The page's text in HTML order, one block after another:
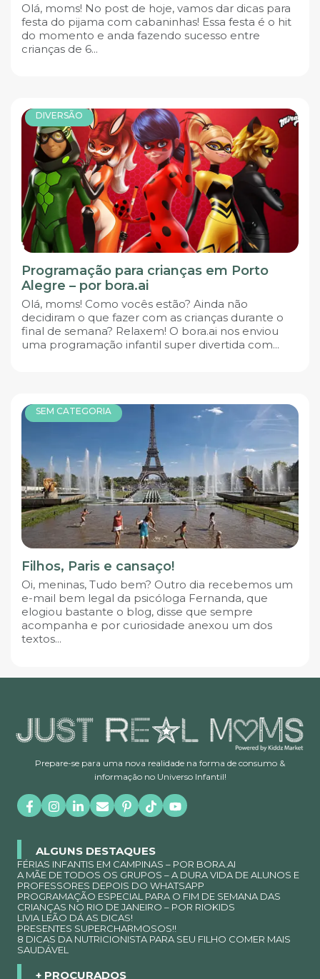
Olá, moms! No post de hoje, vamos dar dicas para
festa do pijama com cabaninhas! Essa festa é o hit
do momento e anda fazendo sucesso entre
crianças de 6...
DIVERSÃO
Programação para crianças em Porto
Alegre – por bora.ai
Olá, moms! Como vocês estão? Ainda não
decidiram o que fazer com as crianças durante o
final de semana? Relaxem! O bora.ai nos enviou
uma programação infantil super divertida com...
SEM CATEGORIA
Filhos, Paris e cansaço!
Oi, meninas, Tudo bem? Outro dia recebemos um
e-mail bem legal da psicóloga Fernanda, que
elogiou bastante o blog, disse que sempre
acompanha e por curiosidade anexou um dos
textos...
Prepare-se para uma nova realidade na forma de consumo &
informação no Universo Infantil!
ALGUNS DESTAQUES
FÉRIAS INFANTIS EM CAMPINAS – POR BORA.AI
A MÃE DE TODOS OS GRUPOS – A DURA VIDA DE ALUNOS E
PROFESSORES DEPOIS DO WHATSAPP
PROGRAMAÇÃO ESPECIAL PARA O FIM DE SEMANA DAS
CRIANÇAS NO RIO DE JANEIRO – POR RIOKIDS
LIVIA LEÃO DÁ AS DICAS!
PRESENTES SUPERCHARMOSOS!!
8 DICAS DA NUTRICIONISTA PARA SEU FILHO COMER MAIS
SAUDÁVEL
+ PROCURADOS